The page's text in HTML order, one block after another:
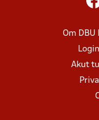
Om
Akut